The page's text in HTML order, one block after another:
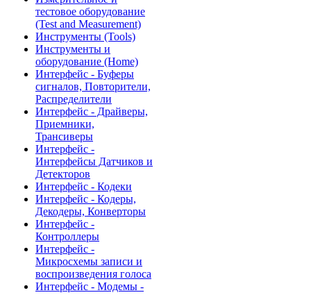
тестовое оборудование
(Test and Measurement)
Инструменты (Tools)
Инструменты и
оборудование (Home)
Интерфейс - Буферы
сигналов, Повторители,
Распределители
Интерфейс - Драйверы,
Приемники,
Трансиверы
Интерфейс -
Интерфейсы Датчиков и
Детекторов
Интерфейс - Кодеки
Интерфейс - Кодеры,
Декодеры, Конверторы
Интерфейс -
Контроллеры
Интерфейс -
Микросхемы записи и
воспроизведения голоса
Интерфейс - Модемы -